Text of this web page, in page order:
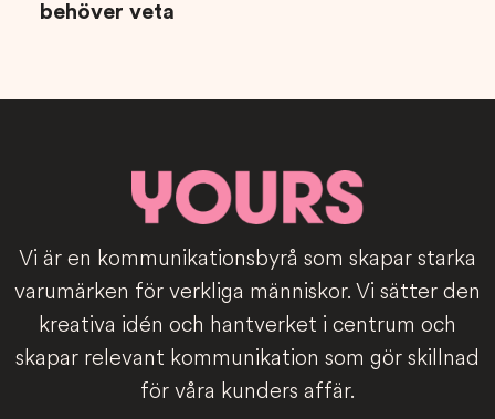
behöver veta
Vi är en kommunikationsbyrå som skapar starka
varumärken för verkliga människor. Vi sätter den
kreativa idén och hantverket i centrum och
skapar relevant kommunikation som gör skillnad
för våra kunders affär.